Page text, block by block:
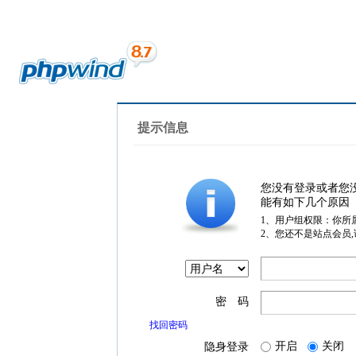
提示信息
您没有登录或者您
能有如下几个原因
1、用户组权限：你所
2、您还不是站点会员
密 码
找回密码
隐身登录 开启 关闭